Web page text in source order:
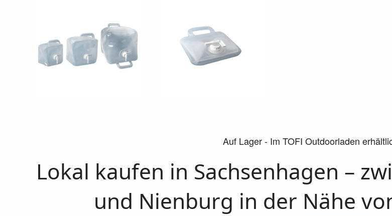
Auf Lager - Im TOFI Outdoorladen
Lokal kaufen in Sachsenhagen –
und Nienburg in der Nähe